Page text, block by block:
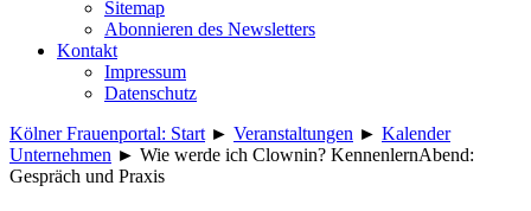
Sitemap
Abonnieren des Newsletters
Kontakt
Impressum
Datenschutz
Kölner Frauenportal: Start ► Veranstaltungen ► Kalender
Unternehmen ► Wie werde ich Clownin? KennenlernAbend:
Gespräch und Praxis